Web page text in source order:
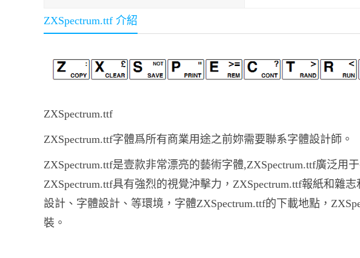
ZXSpectrum.ttf 介紹
ZXSpectrum.ttf
ZXSpectrum.ttf字體爲所有商業用途之前妳需要聯系字體設計師。
ZXSpectrum.ttf是壹款非常漂亮的藝術字體,ZXSpectrum.ttf廣泛用
ZXSpectrum.ttf具有強烈的視覺沖擊力，ZXSpectrum.ttf報紙和雜
設計、字體設計、等環境，字體ZXSpectrum.ttf的下載地點，
裝。